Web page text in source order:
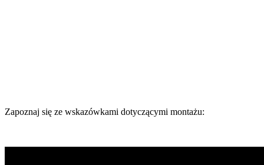
Zapoznaj się ze wskazówkami dotyczącymi montażu: